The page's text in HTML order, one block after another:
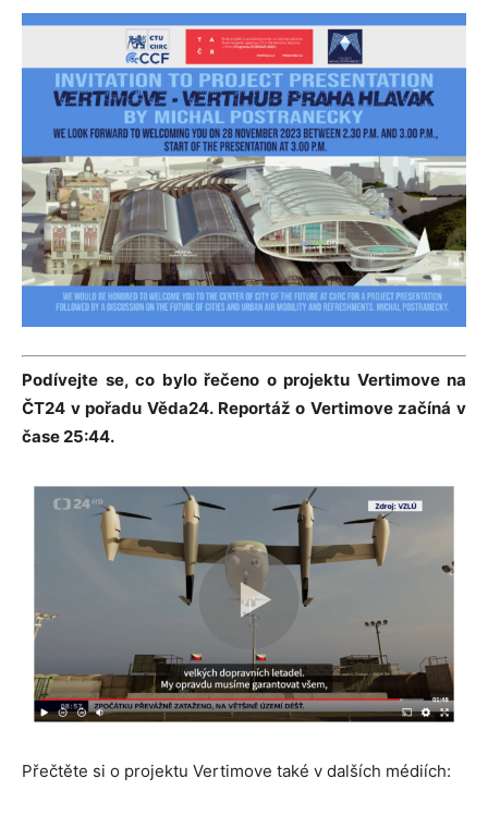
Podívejte se, co bylo řečeno o projektu Vertimove na
ČT24 v pořadu Věda24. Reportáž o Vertimove začíná v
čase 25:44.
Přečtěte si o projektu Vertimove také v dalších médiích: